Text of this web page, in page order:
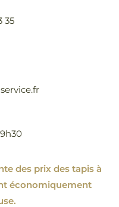
35
des prix des tapis à
économiquement